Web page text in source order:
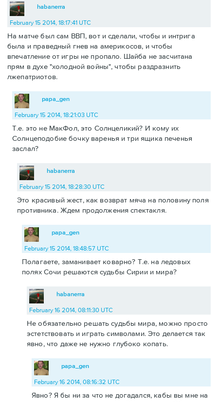
habanerra
February 15 2014, 18:17:41 UTC
На матче был сам ВВП, вот и сделали, чтобы и интрига
была и праведный гнев на америкосов, и чтобы
впечатление от игры не пропало. Шайба не засчитана
прям в духе "холодной войны", чтобы раздразнить
лжепатриотов.
papa_gen
February 15 2014, 18:21:03 UTC
Т.е. это не МакФол, это Солнцеликий? И кому их
Солнцеподобие бочку варенья и три ящика печенья
заслал?
habanerra
February 15 2014, 18:28:30 UTC
Это красивый жест, как возврат мяча на половину поля
противника. Ждем продолжения спектакля.
papa_gen
February 15 2014, 18:48:57 UTC
Полагаете, заманивает коварно? Т.е. на ледовых
полях Сочи решаются судьбы Сирии и мира?
habanerra
February 16 2014, 08:11:30 UTC
Не обязательно решать судьбы мира, можно просто
эстетствовать и играть символами. Это делается так
явно, что даже не нужно глубоко копать.
papa_gen
February 16 2014, 08:16:32 UTC
Явно? Я бы ни за что не догадался, кабы вы мне на